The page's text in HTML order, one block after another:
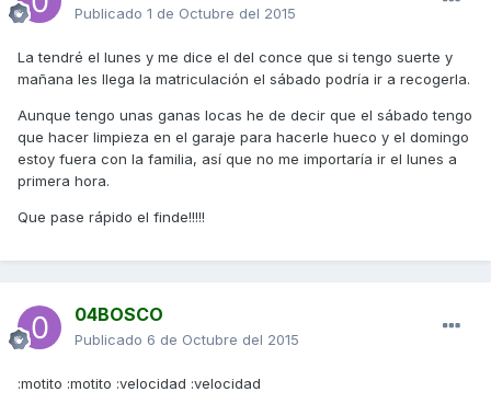
Publicado 1 de Octubre del 2015
La tendré el lunes y me dice el del conce que si tengo suerte y
mañana les llega la matriculación el sábado podría ir a recogerla.
Aunque tengo unas ganas locas he de decir que el sábado tengo
que hacer limpieza en el garaje para hacerle hueco y el domingo
estoy fuera con la familia, así que no me importaría ir el lunes a
primera hora.
Que pase rápido el finde!!!!!
04BOSCO
Publicado 6 de Octubre del 2015
:motito :motito :velocidad :velocidad